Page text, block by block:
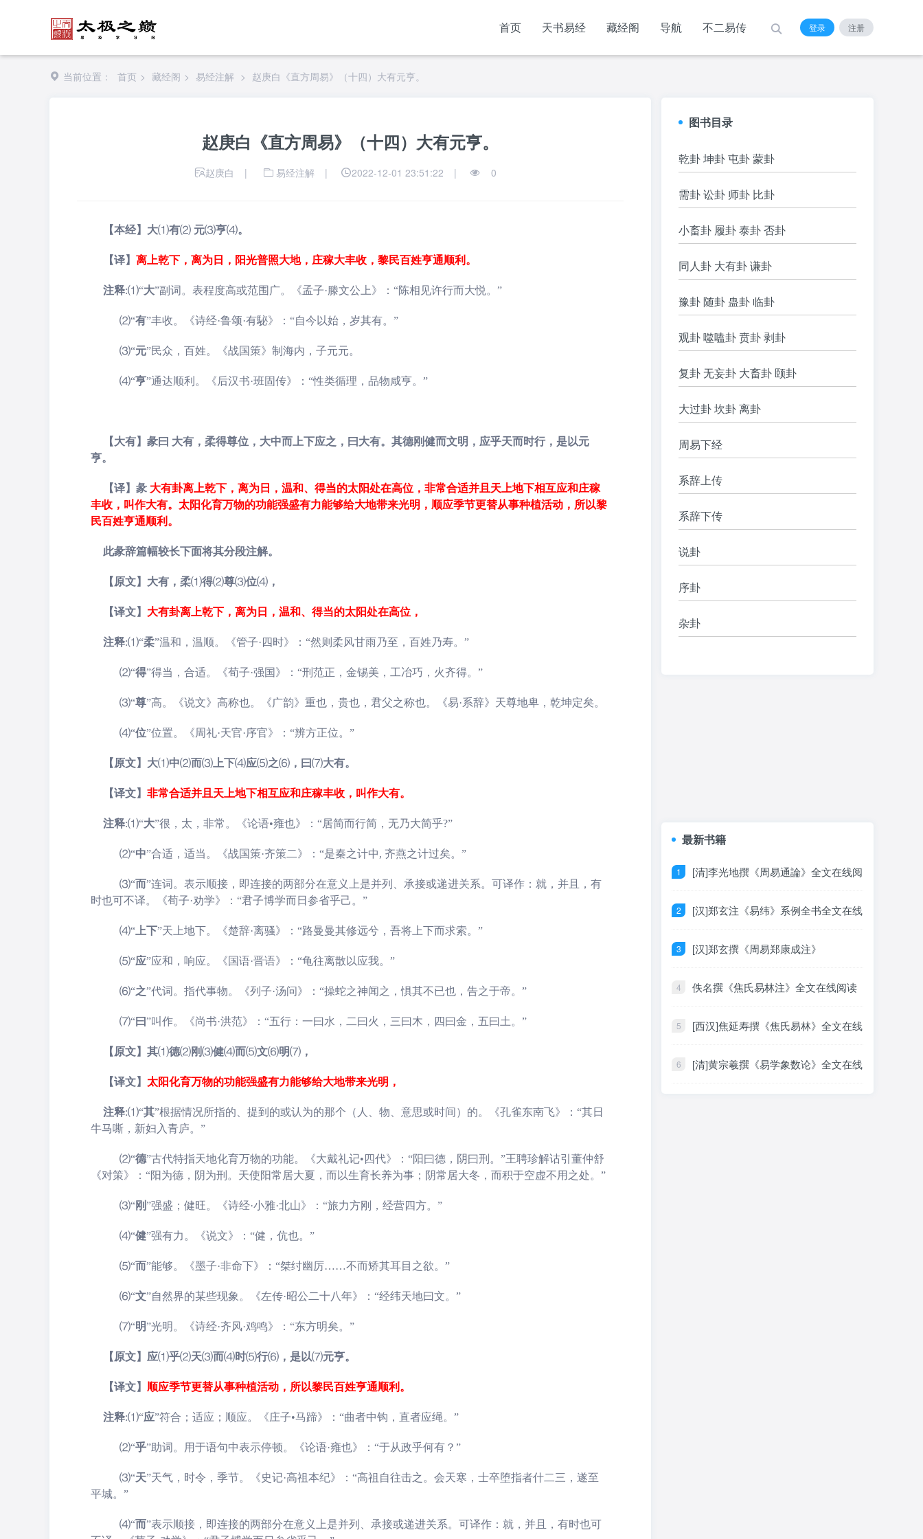
首页 天书易经 藏经阁 导航 不二易传 登录 注册
当前位置： 首页 > 藏经阁 > 易经注解 > 赵庚白《直方周易》（十四）大有元亨。
赵庚白《直方周易》（十四）大有元亨。
赵庚白 | 易经注解 | 2022-12-01 23:51:22 | 0
【本经】大⑴有⑵ 元⑶亨⑷。
【译】 离上乾下，离为日，阳光普照大地，庄稼大丰收，黎民百姓亨通顺利。
注释:⑴“大”副词。表程度高或范围广。《孟子·滕文公上》：“陈相见许行而大悦。”
⑵“有”丰收。《诗经·鲁颂·有駜》：“自今以始，岁其有。”
⑶“元”民众，百姓。《战国策》制海内，子元元。
⑷“亨”通达顺利。《后汉书·班固传》：“性类循理，品物咸亨。”
【大有】彖曰 大有，柔得尊位，大中而上下应之，曰大有。其德刚健而文明，应乎天而时行，是以元
亨。
【译】彖 大有卦离上乾下，离为日，温和、得当的太阳处在高位，非常合适并且天上地下相互应和庄稼
丰收，叫作大有。太阳化育万物的功能强盛有力能够给大地带来光明，顺应季节更替从事种植活动，所以黎
民百姓亨通顺利。
此彖辞篇幅较长下面将其分段注解。
【原文】大有，柔⑴得⑵尊⑶位⑷ ，
【译文】 大有卦离上乾下，离为日，温和、得当的太阳处在高位，
注释:⑴“柔”温和，温顺。《管子·四时》：“然则柔风甘雨乃至，百姓乃寿。”
⑵“得”得当，合适。《荀子·强国》：“刑范正，金锡美，工冶巧，火齐得。”
⑶“尊”高。《说文》高称也。《广韵》重也，贵也，君父之称也。《易·系辞》天尊地卑，乾坤定矣。
⑷“位”位置。《周礼·天官·序官》：“辨方正位。”
【原文】大⑴中⑵而⑶ 上下⑷应⑸之⑹ ，曰⑺大有。
【译文】 非常合适并且天上地下相互应和庄稼丰收，叫作大有。
注释:⑴“大”很，太，非常。《论语•雍也》：“居简而行简，无乃大简乎?”
⑵“中”合适，适当。《战国策·齐策二》：“是秦之计中, 齐燕之计过矣。”
⑶“而”连词。表示顺接，即连接的两部分在意义上是并列、承接或递进关系。可译作：就，并且，有
时也可不译。《荀子·劝学》：“君子博学而日参省乎己。”
⑷“上下”天上地下。《楚辞·离骚》：“路曼曼其修远兮，吾将上下而求索。”
⑸“应”应和，响应。《国语·晋语》：“龟往离散以应我。”
⑹“之”代词。指代事物。《列子·汤问》：“操蛇之神闻之，惧其不已也，告之于帝。”
⑺“曰”叫作。《尚书·洪范》：“五行：一曰水，二曰火，三曰木，四曰金，五曰土。”
【原文】其⑴德⑵刚⑶健⑷而⑸文⑹明⑺ ，
【译文】 太阳化育万物的功能强盛有力能够给大地带来光明，
注释:⑴“其”根据情况所指的、提到的或认为的那个（人、物、意思或时间）的。《孔雀东南飞》：“其日
牛马嘶，新妇入青庐。”
⑵“德”古代特指天地化育万物的功能。《大戴礼记•四代》：“阳曰德，阴曰刑。”王聘珍解诂引董仲舒
《对策》：“阳为德，阴为刑。天使阳常居大夏，而以生育长养为事；阴常居大冬，而积于空虚不用之处。”
⑶“刚”强盛；健旺。《诗经·小雅·北山》：“旅力方刚，经营四方。”
⑷“健”强有力。《说文》：“健，伉也。”
⑸“而”能够。《墨子·非命下》：“桀纣幽厉……不而矫其耳目之欲。”
⑹“文”自然界的某些现象。《左传·昭公二十八年》：“经纬天地曰文。”
⑺“明”光明。《诗经·齐风·鸡鸣》：“东方明矣。”
【原文】应⑴乎⑵天⑶而⑷时⑸行⑹ ，是以⑺元亨。
【译文】 顺应季节更替从事种植活动，所以黎民百姓亨通顺利。
注释:⑴“应”符合；适应；顺应。《庄子•马蹄》：“曲者中钩，直者应绳。”
⑵“乎”助词。用于语句中表示停顿。《论语·雍也》：“于从政乎何有？”
⑶“天”天气，时令，季节。《史记·高祖本纪》：“高祖自往击之。会天寒，士卒堕指者什二三，遂至
平城。”
⑷“而”表示顺接，即连接的两部分在意义上是并列、承接或递进关系。可译作：就，并且，有时也可
图书目录
乾卦 坤卦 屯卦 蒙卦
需卦 讼卦 师卦 比卦
小畜卦 履卦 泰卦 否卦
同人卦 大有卦 谦卦
豫卦 随卦 蛊卦 临卦
观卦 噬嗑卦 贲卦 剥卦
复卦 无妄卦 大畜卦 颐卦
大过卦 坎卦 离卦
周易下经
系辞上传
系辞下传
说卦
序卦
杂卦
最新书籍
[清]李光地撰《周易通論》全文在线阅
读
[汉]郑玄注《易纬》系例全书全文在线
阅读
[汉]郑玄撰《周易郑康成注》
佚名撰《焦氏易林注》全文在线阅读
[西汉]焦延寿撰《焦氏易林》全文在线
阅读
[清]黄宗羲撰《易学象数论》全文在线